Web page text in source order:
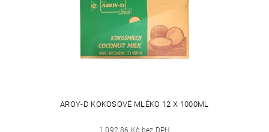
AROY-D KOKOSOVÉ MLÉKO 12 X 1000ML
1 092,86 Kč bez DPH